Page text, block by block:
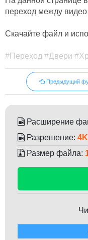
переход между
Скачайте файл и
#Переход #Двери
Предыдущий
Расширение
Разрешение:
Размер файла: